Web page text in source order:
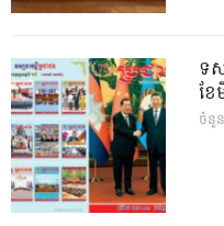
ទ
ខែ
ចំនួ